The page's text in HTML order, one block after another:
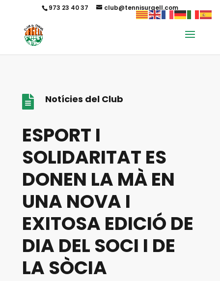
973 23 40 37 club@tennisurgell.com
 Notícies del Club
ESPORT I
SOLIDARITAT ES
DONEN LA MÀ EN
UNA NOVA I
EXITOSA EDICIÓ DE
DIA DEL SOCI I DE
LA SÒCIA